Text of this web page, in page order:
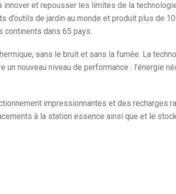
et repousser les limites de la technologie
d’outils de jardin au monde et produit plus de
continents dans 65 pays.
sans le bruit et sans la fumée. La
un nouveau niveau de performance : l’énergie
impressionnantes et des recharges
à la station essence ainsi que et le